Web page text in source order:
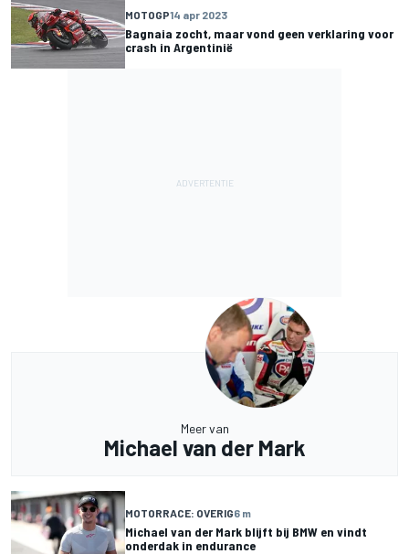
MOTOGP14 apr 2023
Bagnaia zocht, maar vond geen verklaring voor
crash in Argentinië
Meer van
Michael van der Mark
MOTORRACE: OVERIG6 m
Michael van der Mark blijft bij BMW en vindt
onderdak in endurance